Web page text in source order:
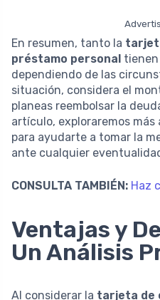
En resumen, tanto la
préstamo personal
dependiendo de las
situación, considera el
planeas reembolsar la
artículo, exploraremos
para ayudarte a tomar la
ante cualquier
CONSULTA TAMBIÉN: Haz
Ventajas y
Un Análisis
Al considerar la tarjeta de